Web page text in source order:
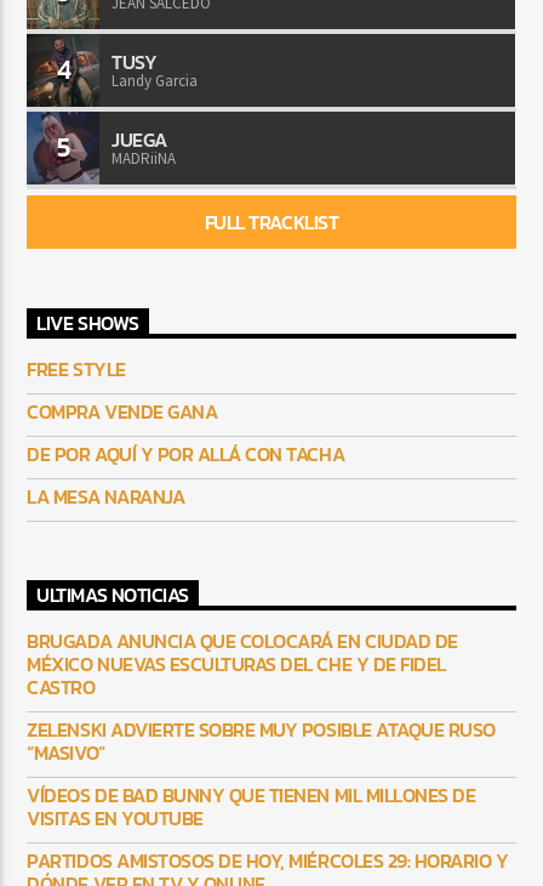
4 TUSY
Landy Garcia
5 JUEGA
MADRiiNA
FULL TRACKLIST
LIVE SHOWS
FREE STYLE
COMPRA VENDE GANA
DE POR AQUÍ Y POR ALLÁ CON TACHA
LA MESA NARANJA
ULTIMAS NOTICIAS
BRUGADA ANUNCIA QUE COLOCARÁ EN CIUDAD DE
MÉXICO NUEVAS ESCULTURAS DEL CHE Y DE FIDEL
CASTRO
ZELENSKI ADVIERTE SOBRE MUY POSIBLE ATAQUE RUSO
“MASIVO”
VÍDEOS DE BAD BUNNY QUE TIENEN MIL MILLONES DE
VISITAS EN YOUTUBE
PARTIDOS AMISTOSOS DE HOY, MIÉRCOLES 29: HORARIO Y